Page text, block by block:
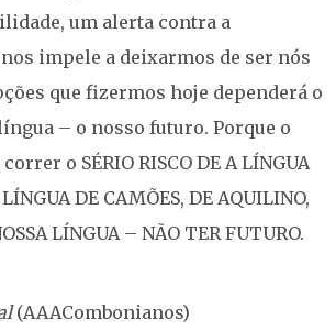
um alerta contra a
impele a deixarmos de ser nós
que fizermos hoje dependerá o
– o nosso futuro. Porque o
o SÉRIO RISCO DE A LÍNGUA
DE CAMÕES, DE AQUILINO,
LÍNGUA – NÃO TER FUTURO.
(AAACombonianos)